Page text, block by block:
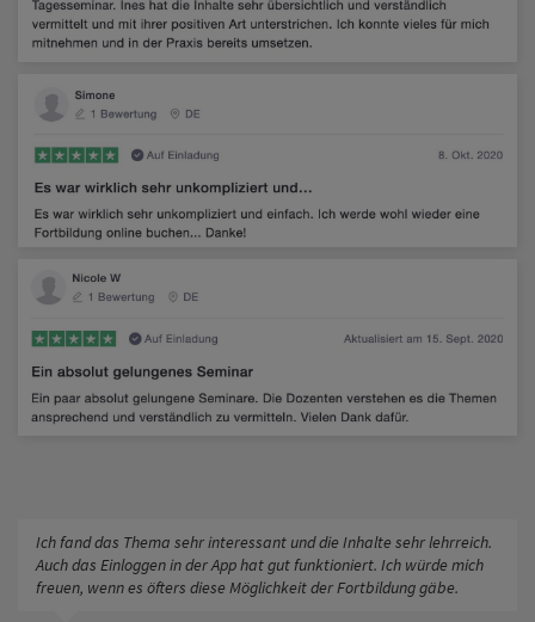
Ich fand das Thema sehr interessant und die Inhalte sehr lehrreich.
Auch das Einloggen in der App hat gut funktioniert. Ich würde mich
freuen, wenn es öfters diese Möglichkeit der Fortbildung gäbe.